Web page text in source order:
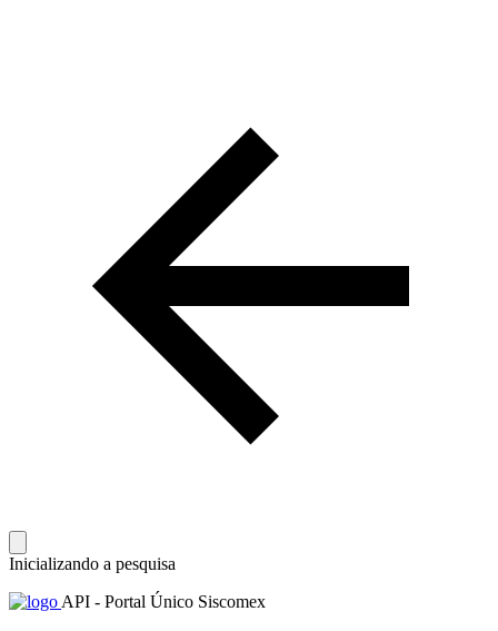
Inicializando a pesquisa
API - Portal Único Siscomex